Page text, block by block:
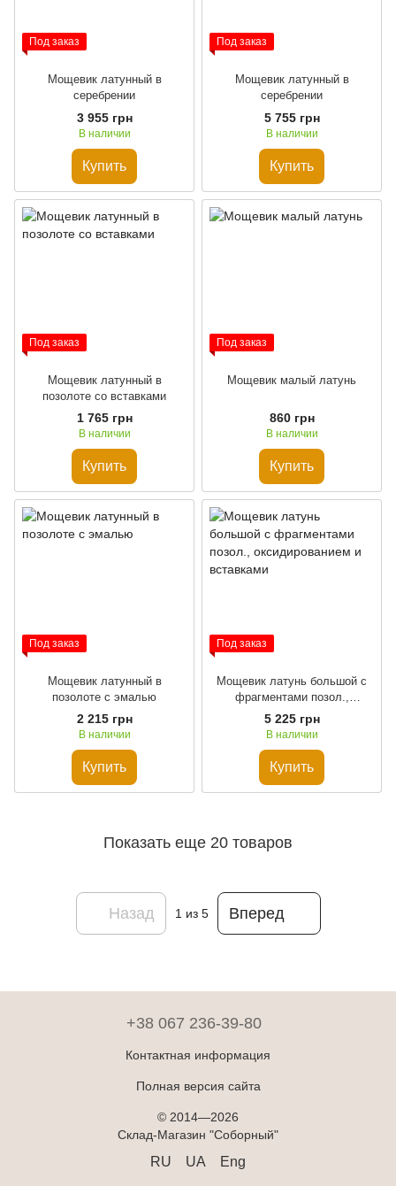
Под заказ
Мощевик латунный в
серебрении
3 955 грн
В наличии
Купить
Под заказ
Мощевик латунный в
серебрении
5 755 грн
В наличии
Купить
Под заказ
Мощевик латунный в
позолоте со вставками
1 765 грн
В наличии
Купить
Под заказ
Мощевик малый латунь
860 грн
В наличии
Купить
Под заказ
Мощевик латунный в
позолоте с эмалью
2 215 грн
В наличии
Купить
Под заказ
Мощевик латунь большой с
фрагментами позол.,
оксидированием и вставками
5 225 грн
В наличии
Купить
Показать еще 20 товаров
Назад 1 из 5 Вперед
+38 067 236-39-80
Контактная информация
Полная версия сайта
© 2014—2026
Склад-Магазин "Соборный"
RU UA Eng